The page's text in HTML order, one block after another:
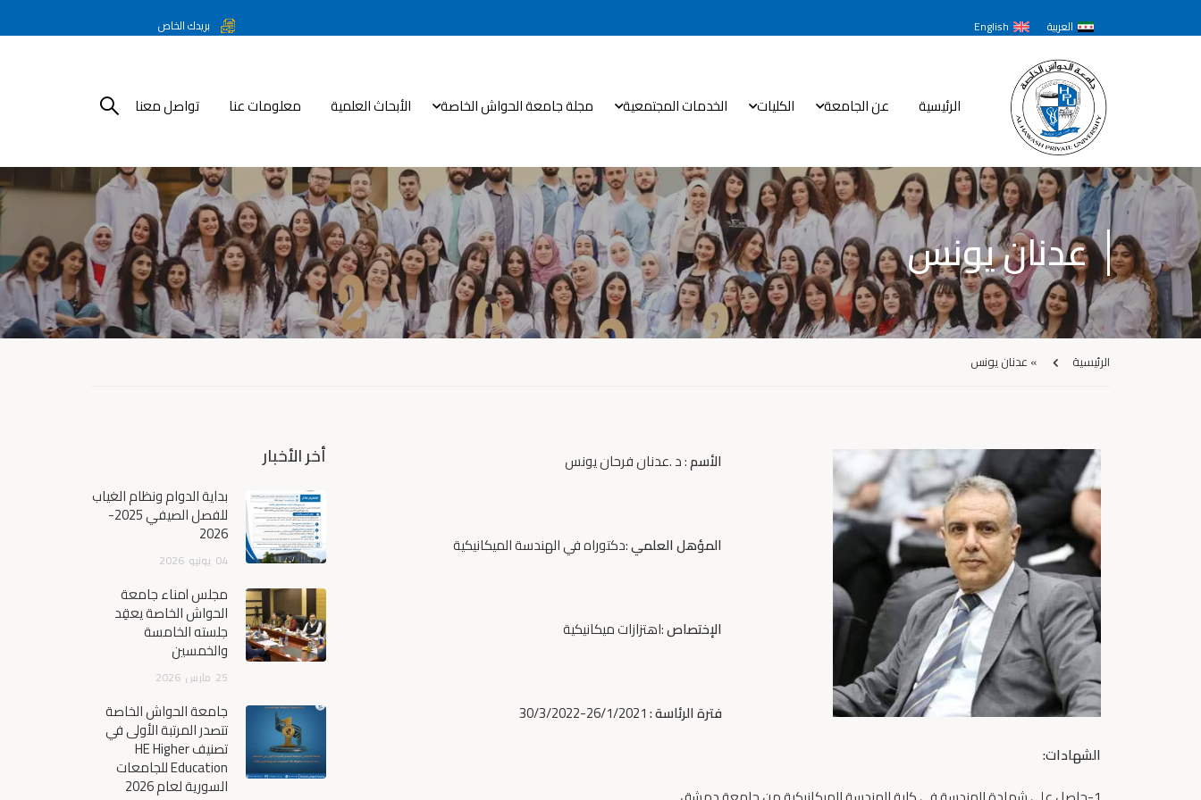
العربية English بريدك الخاص
الرئيسية عن الجامعة الكليات الخدمات المجتمعية مجلة جامعة الحواش الخاصة الأبحاث العلمية معلومات عنا تواصل معنا
عدنان يونس
الرئيسية » عدنان يونس
الأسم: د .عدنان فرحان يونس
المؤهل العلمي:دكتوراه في الهندسة الميكانيكية
الإختصاص:اهتزازات ميكانيكية
فترة الرئاسة :26/1/2021-30/3/2022
الشهادات:
أخر الأخبار
بداية الدوام ونظام الغياب
للفصل الصيفي 2025-
2026
04 يونيو 2026
مجلس أمناء جامعة
الحواش الخاصة يعقِد
جلسته الخامسة
والخمسين
25 مارس 2026
جامعة الحواش الخاصة
تتصدر المرتبة الأولى في
تصنيف HE Higher
Education للجامعات
السورية لعام 2026